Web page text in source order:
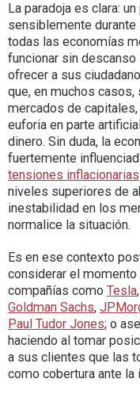
La paradoja es clara:
sensiblemente
todas las economías
funcionar sin
ofrecer a sus
que, en muchos casos,
mercados de
euforia en parte
dinero. Sin duda, la
fuertemente
tensiones inflacionarias
niveles superiores de
inestabilidad en los
normalice la situación.
Es en ese contexto
considerar el
compañías como Tesla,
Goldman Sachs,
Paul Tudor Jones; o
haciendo al tomar
a sus clientes que las
como cobertura ante la